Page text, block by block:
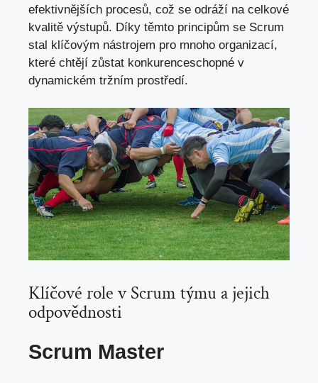
efektivnějších procesů, což se odráží na celkové
kvalitě výstupů. Díky těmto principům se Scrum
stal klíčovým nástrojem pro mnoho organizací,
které chtějí zůstat konkurenceschopné v
dynamickém tržním prostředí.
Klíčové role v Scrum týmu a jejich
odpovědnosti
Scrum Master